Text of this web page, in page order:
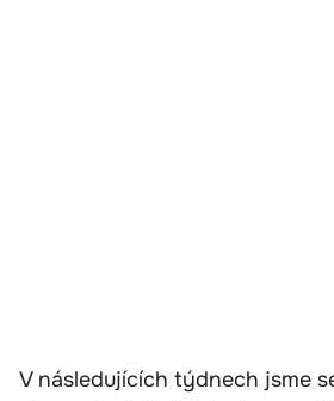
V následujících týdnech jsme